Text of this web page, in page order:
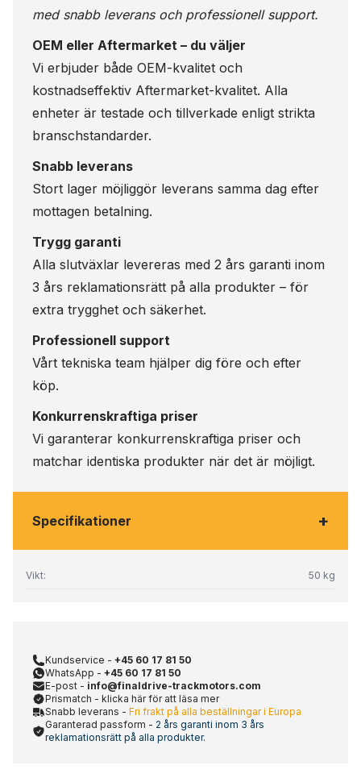
med snabb leverans och professionell support.
OEM eller Aftermarket – du väljer
Vi erbjuder både OEM-kvalitet och
kostnadseffektiv Aftermarket-kvalitet. Alla
enheter är testade och tillverkade enligt strikta
branschstandarder.
Snabb leverans
Stort lager möjliggör leverans samma dag efter
mottagen betalning.
Trygg garanti
Alla slutväxlar levereras med 2 års garanti inom
3 års reklamationsrätt på alla produkter – för
extra trygghet och säkerhet.
Professionell support
Vårt tekniska team hjälper dig före och efter
köp.
Konkurrenskraftiga priser
Vi garanterar konkurrenskraftiga priser och
matchar identiska produkter när det är möjligt.
Specifikationer +
Vikt: 50 kg
Kundservice - +45 60 17 81 50
WhatsApp - +45 60 17 81 50
E-post - info@finaldrive-trackmotors.com
Prismatch - klicka här för att läsa mer
Snabb leverans - Fri frakt på alla beställningar i Europa
Garanterad passform - 2 års garanti inom 3 års
reklamationsrätt på alla produkter.